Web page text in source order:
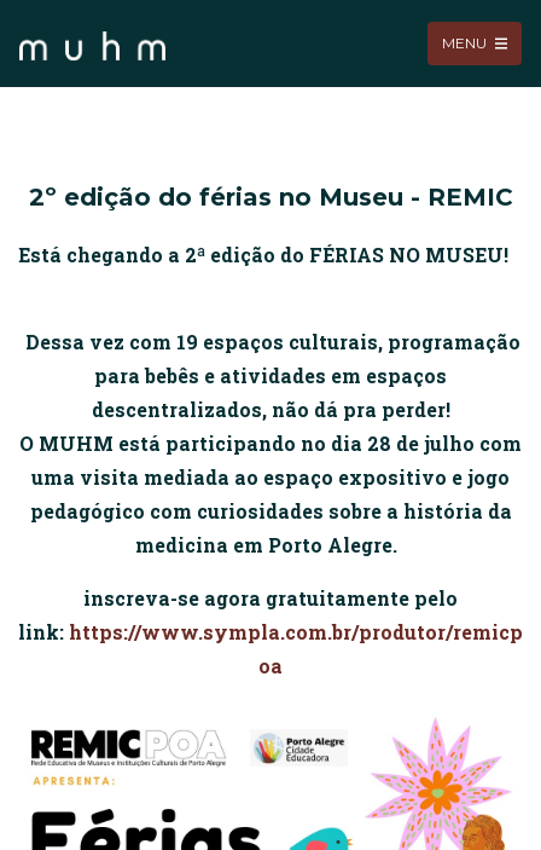
MENU
2º edição do férias no Museu - REMIC
Está chegando a 2ª edição do FÉRIAS NO MUSEU!
Dessa vez com 19 espaços culturais, programação
para bebês e atividades em espaços
descentralizados, não dá pra perder!
O MUHM está participando no dia 28 de julho com
uma visita mediada ao espaço expositivo e jogo
pedagógico com curiosidades sobre a história da
medicina em Porto Alegre.
inscreva-se agora gratuitamente pelo
link: https://www.sympla.com.br/produtor/remicp
oa